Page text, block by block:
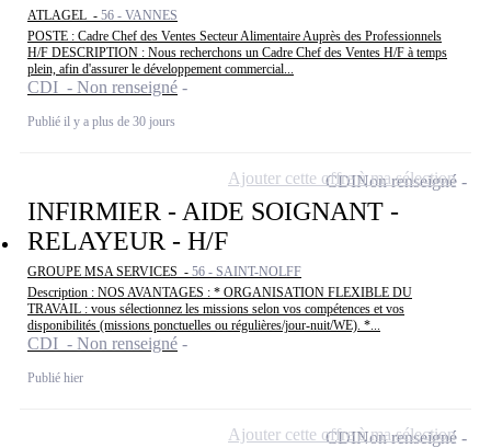
ATLAGEL - 56 - VANNES
POSTE : Cadre Chef des Ventes Secteur Alimentaire Auprès des Professionnels
H/F DESCRIPTION : Nous recherchons un Cadre Chef des Ventes H/F à temps
plein, afin d'assurer le développement commercial...
CDI - Non renseigné
Publié il y a plus de 30 jours
INFIRMIER - AIDE SOIGNANT -
RELAYEUR - H/F
GROUPE MSA SERVICES - 56 - SAINT-NOLFF
Description : NOS AVANTAGES : * ORGANISATION FLEXIBLE DU
TRAVAIL : vous sélectionnez les missions selon vos compétences et vos
disponibilités (missions ponctuelles ou régulières/jour-nuit/WE). *...
CDI - Non renseigné
Publié hier
CDINon renseigné
Ajouter cette offre à ma sélection
CDINon renseigné
Ajouter cette offre à ma sélection